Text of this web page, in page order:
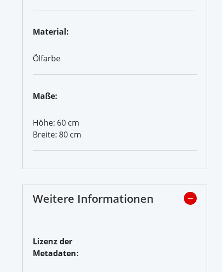
Material:
Ölfarbe
Maße:
Höhe: 60 cm
Breite: 80 cm
Weitere Informationen
Lizenz der
Metadaten: